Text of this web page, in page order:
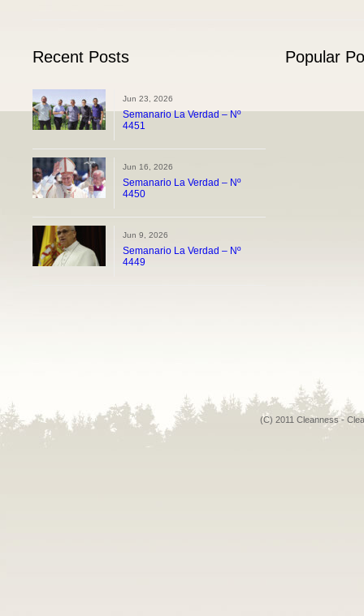
Recent Posts
Jun 23, 2026
Semanario La Verdad – Nº
4451
Jun 16, 2026
Semanario La Verdad – Nº
4450
Jun 9, 2026
Semanario La Verdad – Nº
4449
Popular
(C) 2011 Cleanness -